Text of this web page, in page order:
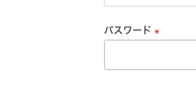
須
パスワード
須